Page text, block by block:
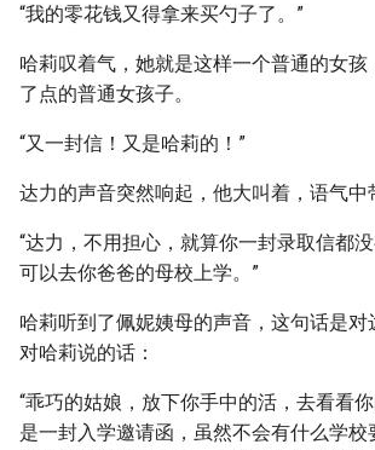
“我的零花钱又得拿来买勺子了。”
哈莉叹着气，她就是这样一个普通的女孩
了点的普通女孩子。
“又一封信！又是哈莉的！”
达力的声音突然响起，他大叫着，语气中
“达力，不用担心，就算你一封录取信都
可以去你爸爸的母校上学。”
哈莉听到了佩妮姨母的声音，这句话是对
对哈莉说的话：
“乖巧的姑娘，放下你手中的活，去看看
是一封入学邀请函，虽然不会有什么学校